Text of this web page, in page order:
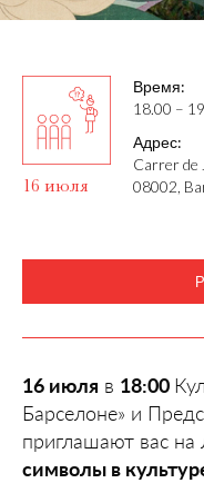
16 июля
Время:
18.00 –
Адрес:
Carrer de
08002,
16 июля в 18:00
Барселоне» и
приглашают вас на
символы в